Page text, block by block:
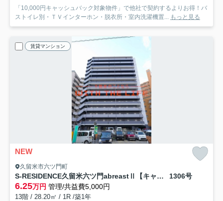
「10,000円キャッシュバック対象物件」で他社で契約するよりお得！バ
ストイレ別・ＴＶインターホン・脱衣所・室内洗濯機置...
もっと見る
賃貸マンション
NEW
久留米市六ツ門町
S-RESIDENCE久留米六ツ門abreastⅡ【キャンペーン対象物件】 1306号
6.25万円 管理/共益費5,000円
13階 / 28.20㎡ / 1R /築1年